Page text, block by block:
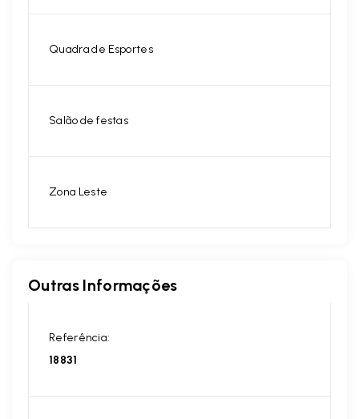
Quadra de Esportes
Salão de festas
Zona Leste
Outras Informações
Referência:
18831